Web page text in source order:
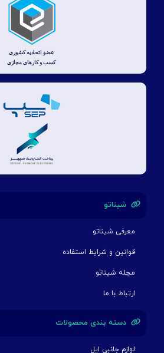
شیناتو
معرفی شیناتو
قوانین و شرایط استفاده
مجله شیناتو
ارتباط با ما
دسته بندی محصولات
لوازم جانبی اپل